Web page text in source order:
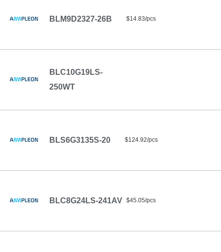
BLM9D2327-26B $14.83/pcs
BLC10G19LS-
250WT
BLS6G3135S-20 $124.92/pcs
BLC8G24LS-241AV $45.05/pcs